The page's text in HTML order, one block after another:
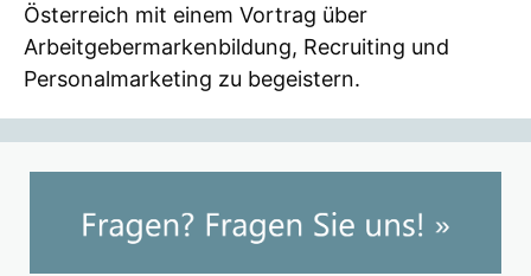
Österreich mit einem Vortrag über
Arbeitgebermarkenbildung, Recruiting und
Personalmarketing zu begeistern.